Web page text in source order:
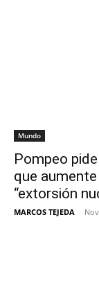
Mundo
Pompeo
que
“extorsión
MARCOS TEJEDA -